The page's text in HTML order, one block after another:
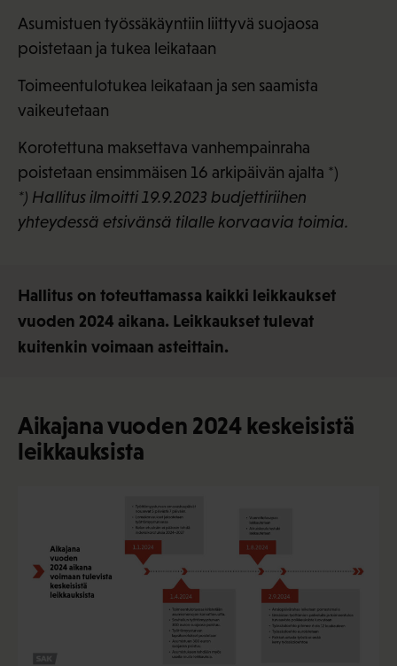
Asumistuen työssäkäyntiin liittyvä suojaosa
poistetaan ja tukea leikataan
Toimeentulotukea leikataan ja sen saamista
vaikeutetaan
Korotettuna maksettava vanhempainraha
poistetaan ensimmäisen 16 arkipäivän ajalta *)
*) Hallitus ilmoitti 19.9.2023 budjettiriihen
yhteydessä etsivänsä tilalle korvaavia toimia.
Hallitus on toteuttamassa kaikki leikkaukset
vuoden 2024 aikana. Leikkaukset tulevat
kuitenkin voimaan asteittain.
Aikajana vuoden 2024 keskeisistä
leikkauksista